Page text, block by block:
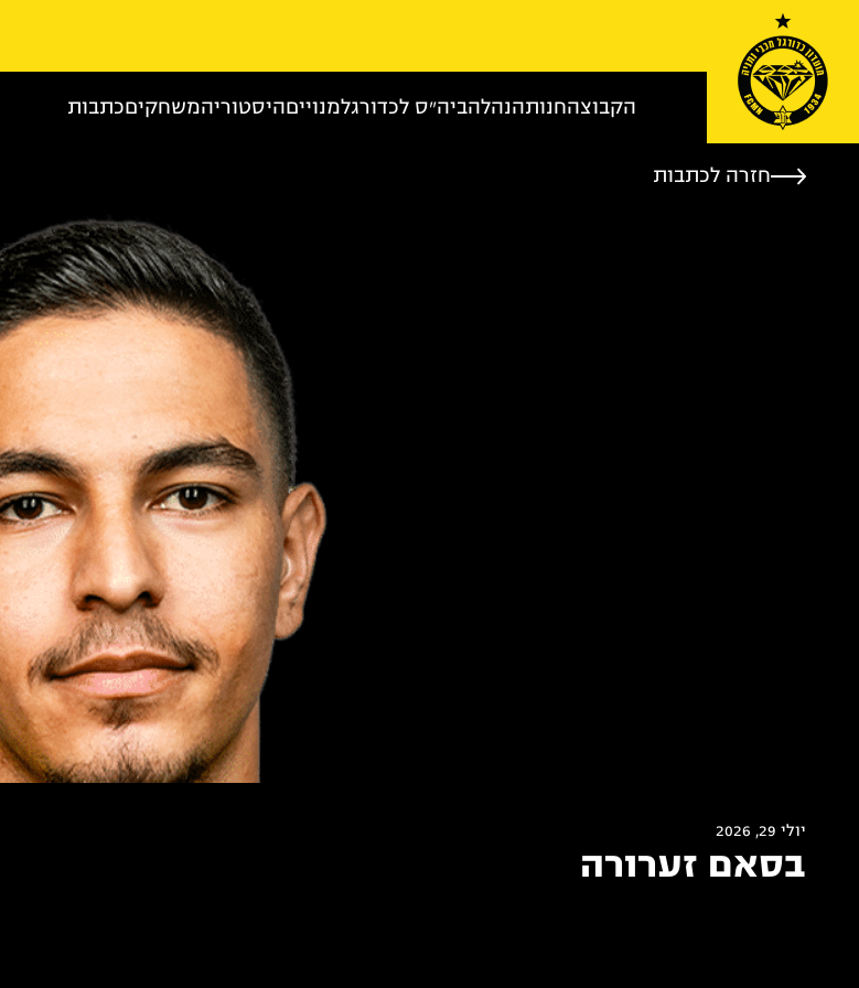
Skip to content
הקבוצהחנותהנהלהביה״ס לכדורגלמנוייםהיסטוריהמשחקיםכתבות
חזרה לכתבות
יולי 29, 2026
בסאם זערורה